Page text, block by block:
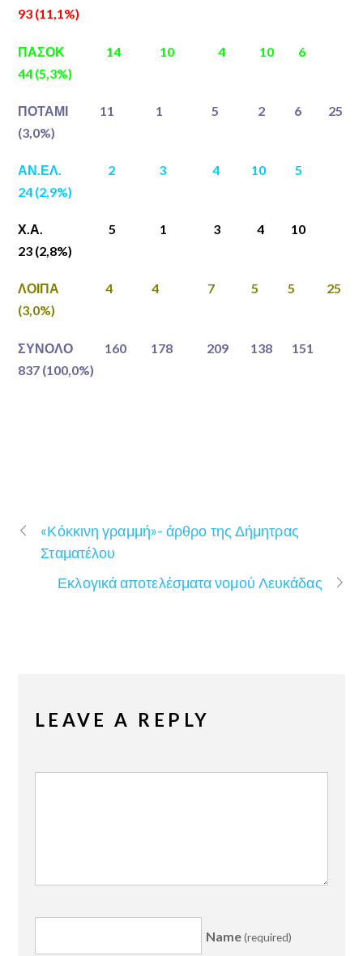
93 (11,1%)
ΠΑΣΟΚ 14 10 4 10 6
44 (5,3%)
ΠΟΤΑΜΙ 11 1 5 2 6 25
(3,0%)
ΑΝ.ΕΛ. 2 3 4 10 5
24 (2,9%)
Χ.Α. 5 1 3 4 10
23 (2,8%)
ΛΟΙΠΑ 4 4 7 5 5 25
(3,0%)
ΣΥΝΟΛΟ 160 178 209 138 151
837 (100,0%)
«Κόκκινη γραμμή»- άρθρο της Δήμητρας
Σταματέλου
Εκλογικά αποτελέσματα νομού Λευκάδας
LEAVE A REPLY
Name(required)